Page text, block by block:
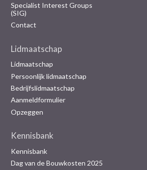
Specialist Interest Groups
(SIG)
Contact
Lidmaatschap
Lidmaatschap
Persoonlijk lidmaatschap
Bedrijfslidmaatschap
Aanmeldformulier
Opzeggen
Kennisbank
Kennisbank
Dag van de Bouwkosten 2025